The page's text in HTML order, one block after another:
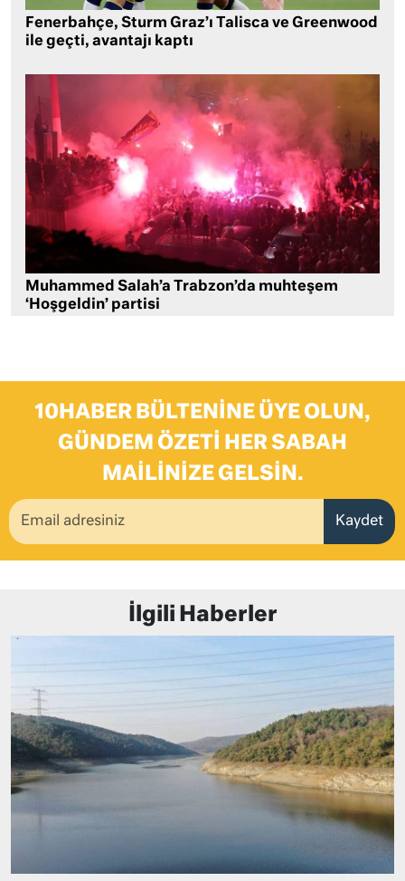
Fenerbahçe, Sturm Graz’ı Talisca ve Greenwood
ile geçti, avantajı kaptı
Muhammed Salah’a Trabzon’da muhteşem
‘Hoşgeldin’ partisi
10HABER BÜLTENINE ÜYE OLUN,
GÜNDEM ÖZETI HER SABAH
MAILINIZE GELSIN.
Kaydet
İlgili Haberler